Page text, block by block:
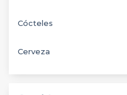
Cócteles
Cerveza